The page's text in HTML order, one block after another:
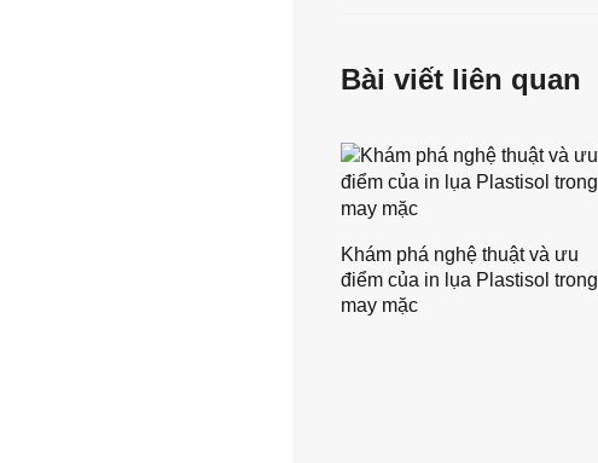
Bài viết liên quan
Khám phá nghệ thuật và ưu
điểm của in lụa Plastisol trong
may mặc